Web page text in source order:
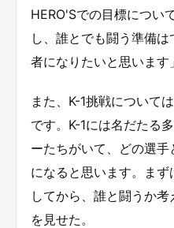
HERO'Sでの目標につい
し、誰とでも闘う準備
者になりたいと思います
また、K-1挑戦について
です。K-1には名だたる
ーたちがいて、どの選
になると思います。まず
してから、誰と闘うか
を見せた。